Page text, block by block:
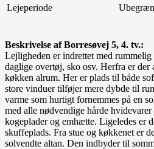
Lejeperiode
Beskrivelse af Borresøvej 5, 4. tv.:
Lejligheden er indrettet med
daglige overtøj, sko osv. Herfra er der
køkken alrum. Her er plads til både
store vinduer tilføjer mere dybde til
varme som hurtigt fornemmes på en
med alle nødvendige hårde
kogeplader og emhætte. Ligeledes er
skuffeplads. Fra stue og køkkenet er
solvendte altan. Den indbyder til